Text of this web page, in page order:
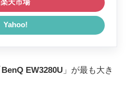
楽天市場
Yahoo!
BenQ EW3280U」が最も大き